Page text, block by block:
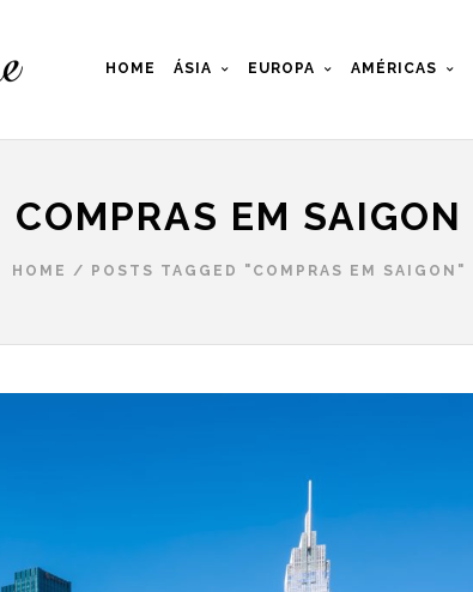
HOME ÁSIA EUROPA AMÉRICAS
COMPRAS EM SAIGON
HOME / POSTS TAGGED "COMPRAS EM SAIGON"